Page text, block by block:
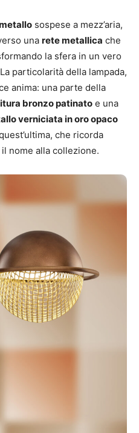
sospese a mezz’aria,
una rete metallica che
la sfera in un vero
particolarità della lampada,
anima: una parte della
bronzo patinato e una
verniciata in oro opaco
che ricorda
nome alla collezione.